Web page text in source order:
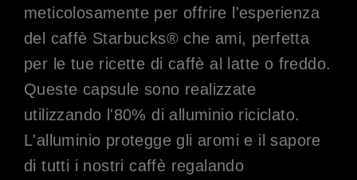
meticolosamente per offrire l'esperienza
del caffè Starbucks® che ami, perfetta
per le tue ricette di caffè al latte o freddo.
Queste capsule sono realizzate
utilizzando l'80% di alluminio riciclato.
L'alluminio protegge gli aromi e il sapore
di tutti i nostri caffè regalando